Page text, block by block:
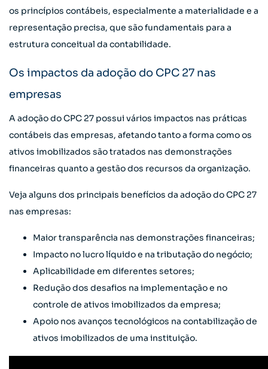
os princípios contábeis, especialmente a materialidade e a
representação precisa, que são fundamentais para a
estrutura conceitual da contabilidade.
Os impactos da adoção do CPC 27 nas
empresas
A adoção do CPC 27 possui vários impactos nas práticas
contábeis das empresas, afetando tanto a forma como os
ativos imobilizados são tratados nas demonstrações
financeiras quanto a gestão dos recursos da organização.
Veja alguns dos principais benefícios da adoção do CPC 27
nas empresas:
Maior transparência nas demonstrações financeiras;
Impacto no lucro líquido e na tributação do negócio;
Aplicabilidade em diferentes setores;
Redução dos desafios na implementação e no
controle de ativos imobilizados da empresa;
Apoio nos avanços tecnológicos na contabilização de
ativos imobilizados de uma instituição.